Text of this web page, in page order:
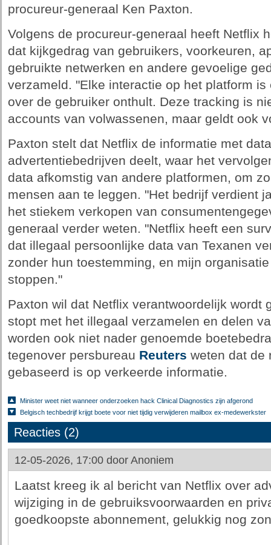
procureur-generaal Ken Paxton.
Volgens de procureur-generaal heeft Netflix
dat kijkgedrag van gebruikers, voorkeuren,
gebruikte netwerken en andere gevoelige
verzameld. "Elke interactie op het platform
over de gebruiker onthult. Deze tracking is
accounts van volwassenen, maar geldt ook
Paxton stelt dat Netflix de informatie met
advertentiebedrijven deelt, waar het
data afkomstig van andere platformen, om
mensen aan te leggen. "Het bedrijf verdient
het stiekem verkopen van
generaal verder weten. "Netflix heeft een
dat illegaal persoonlijke data van Texanen
zonder hun toestemming, en mijn
stoppen."
Paxton wil dat Netflix verantwoordelijk wordt
stopt met het illegaal verzamelen en delen
worden ook niet nader genoemde
tegenover persbureau Reuters weten dat de
gebaseerd is op verkeerde informatie.
Minister weet niet wanneer onderzoeken hack Clinical Diagnostics zijn afgerond
Belgisch techbedrijf krijgt boete voor niet tijdig verwijderen mailbox ex-medewerkster
Reacties (2)
12-05-2026, 17:00 door Anoniem
Laatst kreeg ik al bericht van Netflix over
wijziging in de gebruiksvoorwaarden en
goedkoopste abonnement, gelukkig nog